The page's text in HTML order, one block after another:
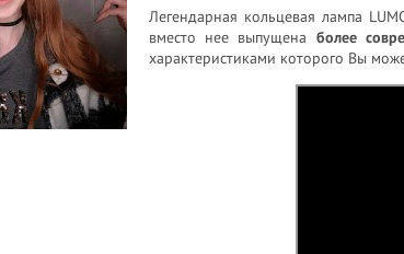
Легендарная кольцевая лампа
вместо нее выпущена более
характеристиками которого Вы